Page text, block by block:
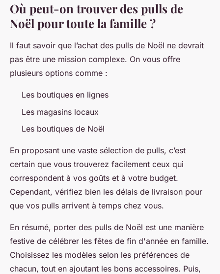
Où peut-on trouver des pulls de
Noël pour toute la famille ?
Il faut savoir que l’achat des pulls de Noël ne devrait
pas être une mission complexe. On vous offre
plusieurs options comme :
Les boutiques en lignes
Les magasins locaux
Les boutiques de Noël
En proposant une vaste sélection de pulls, c’est
certain que vous trouverez facilement ceux qui
correspondent à vos goûts et à votre budget.
Cependant, vérifiez bien les délais de livraison pour
que vos pulls arrivent à temps chez vous.
En résumé, porter des pulls de Noël est une manière
festive de célébrer les fêtes de fin d'année en famille.
Choisissez les modèles selon les préférences de
chacun, tout en ajoutant les bons accessoires. Puis,